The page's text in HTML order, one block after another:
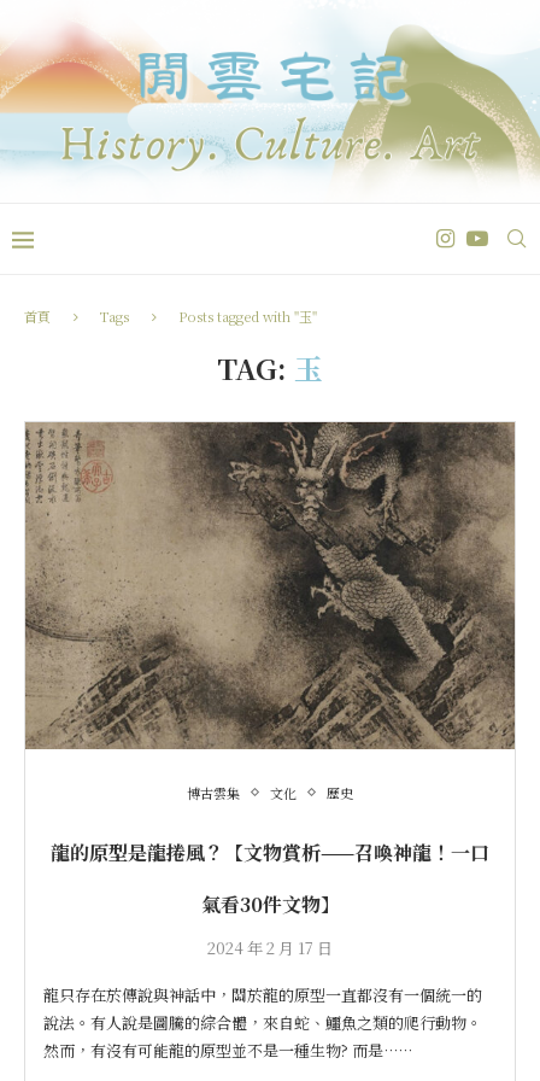
首頁 Tags Posts tagged with "玉"
TAG: 玉
博古雲集 文化 歷史
龍的原型是龍捲風？【文物賞析——召喚神龍！一口
氣看30件文物】
2024 年 2 月 17 日
龍只存在於傳說與神話中，關於龍的原型一直都沒有一個統一的
說法。有人說是圖騰的綜合體，來自蛇、鱷魚之類的爬行動物。
然而，有沒有可能龍的原型並不是一種生物? 而是……